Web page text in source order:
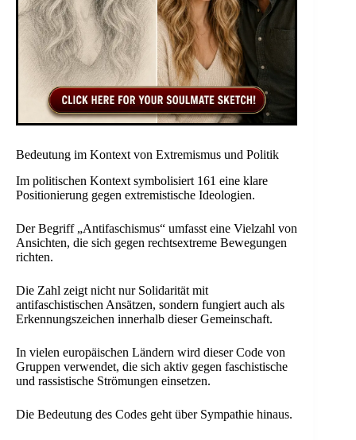
Bedeutung im Kontext von Extremismus und Politik
Im politischen Kontext symbolisiert 161 eine klare
Positionierung gegen extremistische Ideologien.
Der Begriff „Antifaschismus“ umfasst eine Vielzahl von
Ansichten, die sich gegen rechtsextreme Bewegungen
richten.
Die Zahl zeigt nicht nur Solidarität mit
antifaschistischen Ansätzen, sondern fungiert auch als
Erkennungszeichen innerhalb dieser Gemeinschaft.
In vielen europäischen Ländern wird dieser Code von
Gruppen verwendet, die sich aktiv gegen faschistische
und rassistische Strömungen einsetzen.
Die Bedeutung des Codes geht über Sympathie hinaus.